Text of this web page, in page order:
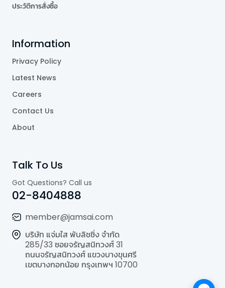
ประวัติการสั่งซื้อ
Information
Privacy Policy
Latest News
Careers
Contact Us
About
Talk To Us
Got Questions? Call us
02-8404888
member@jamsai.com
บริษัท แจ่มใส พับลิชชิ่ง จำกัด
285/33 ซอยจรัญสนิทวงศ์ 31
ถนนจรัญสนิทวงศ์ แขวงบางขุนศรี
เขตบางกอกน้อย กรุงเทพฯ 10700